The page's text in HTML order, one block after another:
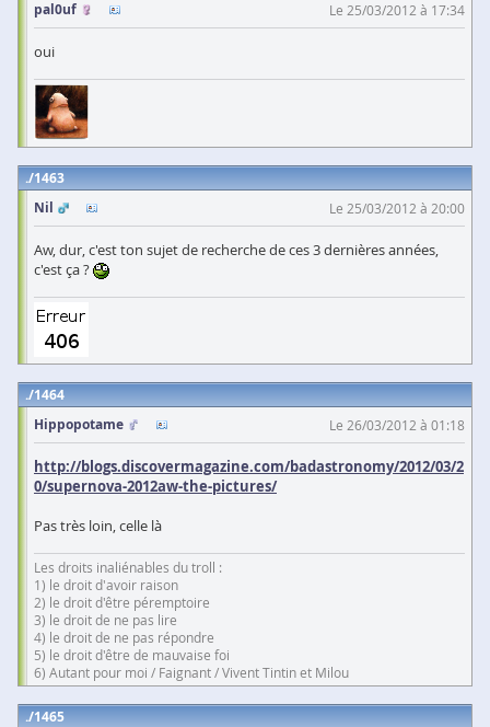
pal0uf
Le 25/03/2012 à 17:34
oui
1463
Nil
Le 25/03/2012 à 20:00
Aw, dur, c'est ton sujet de recherche de ces 3 dernières années,
c'est ça ?
1464
Hippopotame
Le 26/03/2012 à 01:18
http://blogs.discovermagazine.com/badastronomy/2012/03/2
0/supernova-2012aw-the-pictures/
Pas très loin, celle là
Les droits inaliénables du troll :
1) le droit d'avoir raison
2) le droit d'être péremptoire
3) le droit de ne pas lire
4) le droit de ne pas répondre
5) le droit d'être de mauvaise foi
6) Autant pour moi / Faignant / Vivent Tintin et Milou
1465